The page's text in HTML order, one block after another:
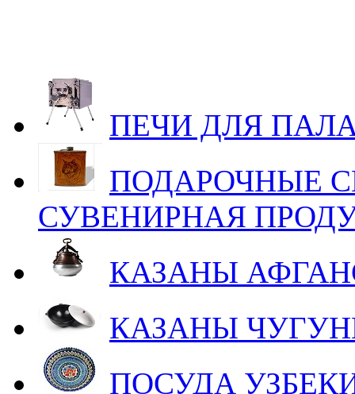
ПЕЧИ ДЛЯ
ПОДАРОЧНЫЕ
СУВЕНИРНАЯ
КАЗАНЫ
КАЗАНЫ
ПОСУДА